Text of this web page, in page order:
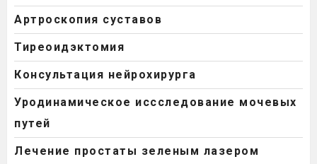
Артроскопия суставов
Тиреоидэктомия
Консультация нейрохирурга
Уродинамическое иссследование мочевых
путей
Лечение простаты зеленым лазером